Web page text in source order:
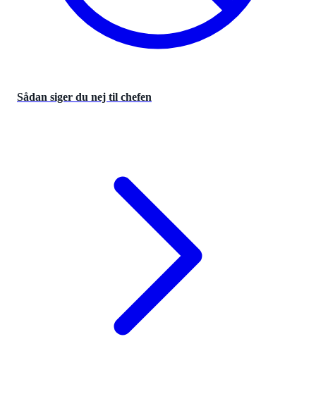
Sådan siger du nej til chefen